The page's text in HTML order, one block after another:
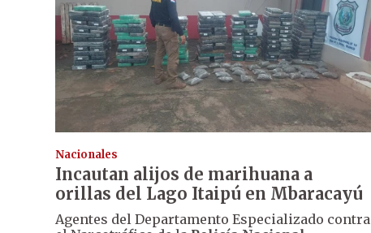
Nacionales
Incautan alijos de marihuana a
orillas del Lago Itaipú en Mbaracayú
Agentes del Departamento Especializado contra